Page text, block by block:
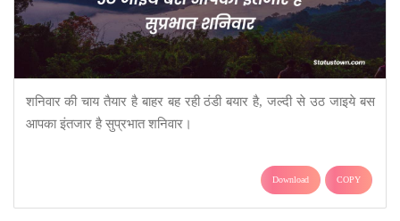
शनिवार की चाय तैयार है बाहर बह रही ठंडी बयार है, जल्दी से उठ जाइये बस
आपका इंतजार है सुप्रभात शनिवार।
Download COPY